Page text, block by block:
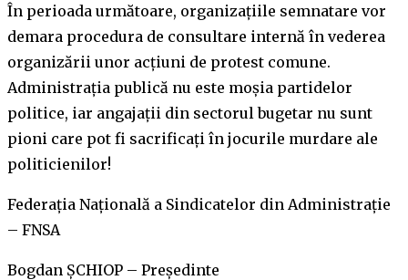
În perioada următoare, organizaţiile semnatare vor
demara procedura de consultare internă în vederea
organizării unor acţiuni de protest comune.
Administrația publică nu este moșia partidelor
politice, iar angajaţii din sectorul bugetar nu sunt
pioni care pot fi sacrificați în jocurile murdare ale
politicienilor!
Federaţia Naţională a Sindicatelor din Administraţie
– FNSA
Bogdan ŞCHIOP – Preşedinte